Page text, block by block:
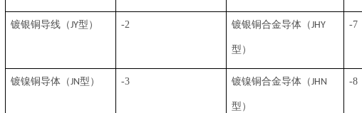
镀银铜导线（JY型） -2 镀银铜合金导体（JHY
型）
-7
镀镍铜导体（JN型） -3 镀镍铜合金导体（JHN
型）
-8